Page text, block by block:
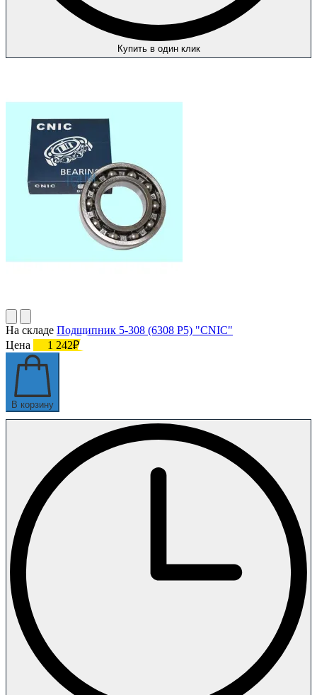
Купить в один клик
На складе Подшипник 5-308 (6308 P5) "CNIC"
Цена
1 242₽
В корзину